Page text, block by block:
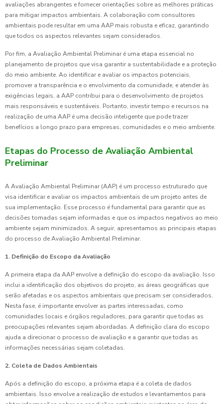
avaliações abrangentes e fornecer orientações sobre as melhores práticas
para mitigar impactos ambientais. A colaboração com consultores
ambientais pode resultar em uma AAP mais robusta e eficaz, garantindo
que todos os aspectos relevantes sejam considerados.
Por fim, a Avaliação Ambiental Preliminar é uma etapa essencial no
planejamento de projetos que visa garantir a sustentabilidade e a proteção
do meio ambiente. Ao identificar e avaliar os impactos potenciais,
promover a transparência e o envolvimento da comunidade, e atender às
exigências legais, a AAP contribui para o desenvolvimento de projetos
mais responsáveis e sustentáveis. Portanto, investir tempo e recursos na
realização de uma AAP é uma decisão inteligente que pode trazer
benefícios a longo prazo para empresas, comunidades e o meio ambiente.
Etapas do Processo de Avaliação Ambiental
Preliminar
A Avaliação Ambiental Preliminar (AAP) é um processo estruturado que
visa identificar e avaliar os impactos ambientais de um projeto antes de
sua implementação. Esse processo é fundamental para garantir que as
decisões tomadas sejam informadas e que os impactos negativos ao meio
ambiente sejam minimizados. A seguir, apresentamos as principais etapas
do processo de Avaliação Ambiental Preliminar.
1. Definição do Escopo da Avaliação
A primeira etapa da AAP envolve a definição do escopo da avaliação. Isso
inclui a identificação dos objetivos do projeto, as áreas geográficas que
serão afetadas e os aspectos ambientais que precisam ser considerados.
Nesta fase, é importante envolver as partes interessadas, como
comunidades locais e órgãos reguladores, para garantir que todas as
preocupações relevantes sejam abordadas. A definição clara do escopo
ajuda a direcionar o processo de avaliação e a garantir que todas as
informações necessárias sejam coletadas.
2. Coleta de Dados Ambientais
Após a definição do escopo, a próxima etapa é a coleta de dados
ambientais. Isso envolve a realização de estudos e levantamentos para